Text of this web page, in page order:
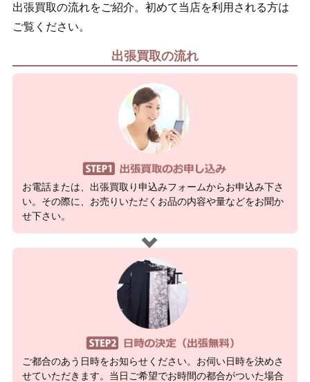
出張買取の流れをご紹介。初めて当店を利用される方は
ご覧ください。
出張買取の流れ
お電話または、出張買取り申込みフォームからお申込み下さ
い。その際に、お売りいただくお品の内容や量などをお聞か
せ下さい。
ご都合のあう日時をお知らせください。お伺い日時を決めさ
せていただきます。当日ご希望でお時間の都合がついた場合